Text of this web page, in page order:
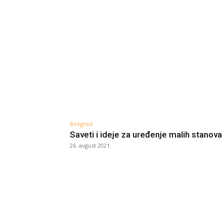
Beograd
Saveti i ideje za uređenje malih stanova
26. avgust 2021.